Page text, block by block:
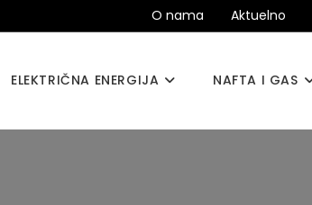
O nama Aktuelno
ELEKTRIČNA ENERGIJA NAFTA I GAS